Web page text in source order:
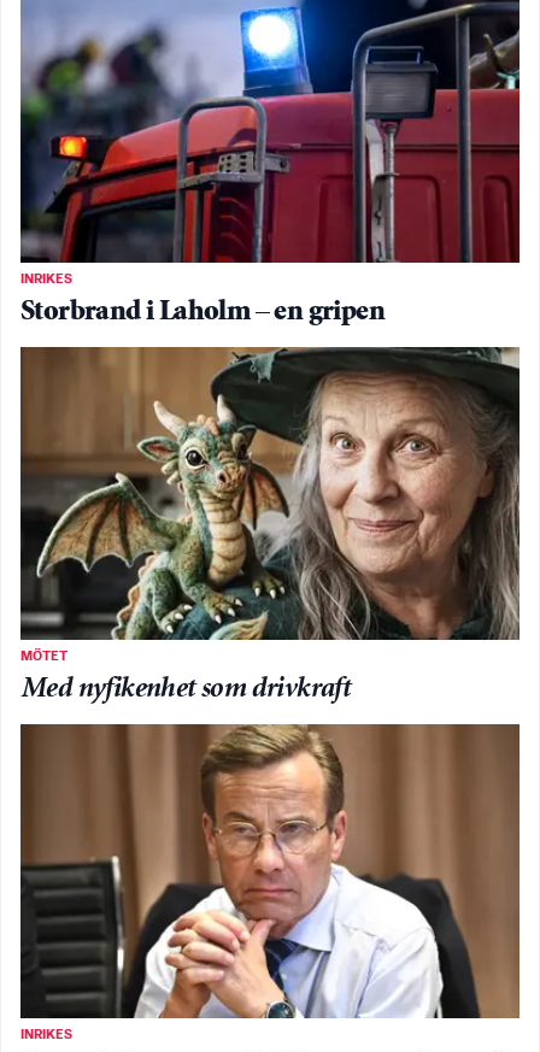
INRIKES
Storbrand i Laholm – en gripen
MÖTET
Med nyfikenhet som drivkraft
INRIKES